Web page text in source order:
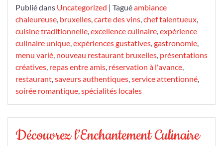
Publié dans Uncategorized | Taguéambiance
chaleureuse, bruxelles,carte des vins,chef talentueux,
cuisine traditionnelle,excellence culinaire,expérience
culinaire unique,expériences gustatives,gastronomie,
menu varié, nouveau restaurant bruxelles, présentations
créatives, repas entre amis, réservation à l'avance,
restaurant,saveurs authentiques,service attentionné,
soirée romantique,spécialités locales
Découvrez l’Enchantement Culinaire